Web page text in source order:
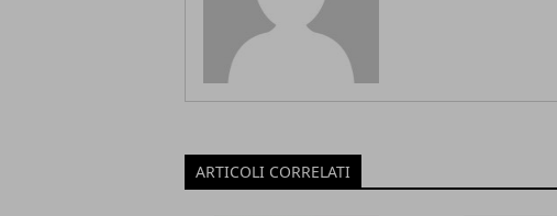
ARTICOLI CORRELATI